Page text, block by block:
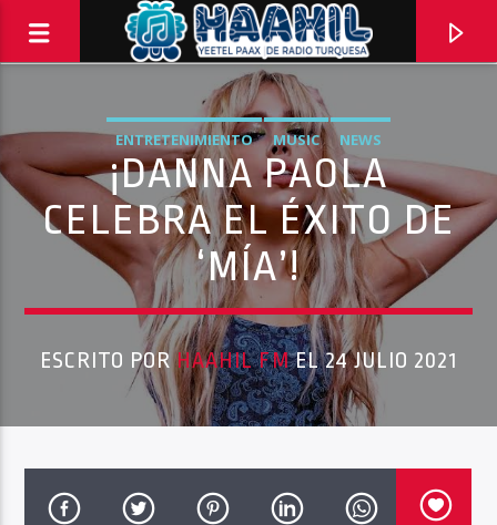
PROGRAMA ACTUAL
ENTRETENIMIENTO MUSIC NEWS
¡DANNA PAOLA
CELEBRA EL ÉXITO DE
‘MÍA’!
ESCRITO PORHAAHIL FMEL 24 JULIO 2021